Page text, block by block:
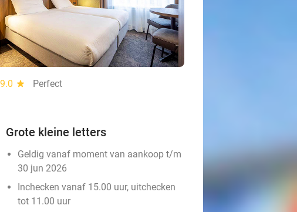
9.0 star
Perfect
Grote kleine letters
Geldig vanaf moment van aankoop t/m
30 jun 2026
Inchecken vanaf 15.00 uur, uitchecken
tot 11.00 uur